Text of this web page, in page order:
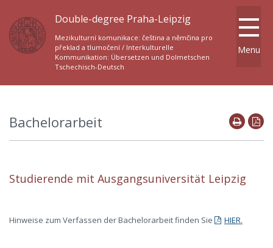
Double-degree Praha-Leipzig
Mezikulturní komunikace: čeština a němčina pro
překlad a tlumočení / Interkulturelle
Kommunikation: Übersetzen und Dolmetschen
Tschechisch-Deutsch
Bachelorarbeit
Studierende mit Ausgangsuniversität Leipzig
Hinweise zum Verfassen der Bachelorarbeit finden Sie HIER.
Menu